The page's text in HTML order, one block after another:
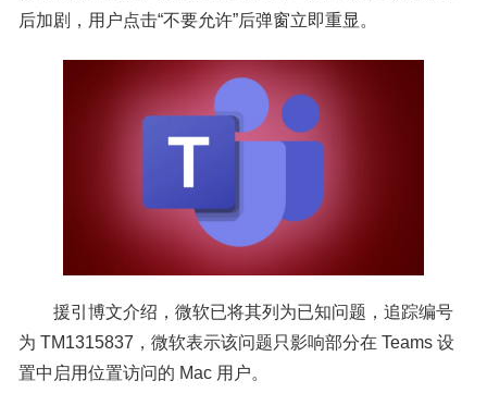
后加剧，用户点击“不要允许”后弹窗立即重显。
援引博文介绍，微软已将其列为已知问题，追踪编号
为 TM1315837，微软表示该问题只影响部分在 Teams 设
置中启用位置访问的 Mac 用户。